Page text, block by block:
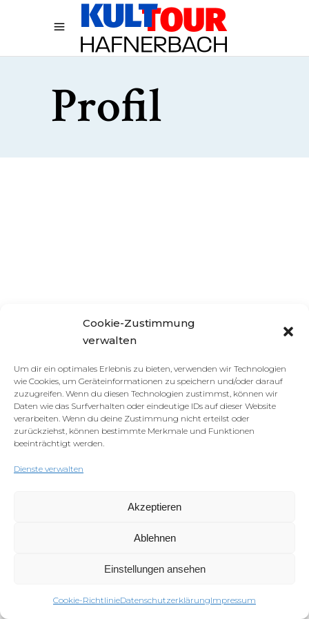
Cookie-Zustimmung
verwalten
Um dir ein optimales Erlebnis zu bieten, verwenden wir Technologien
wie Cookies, um Geräteinformationen zu speichern und/oder darauf
zuzugreifen. Wenn du diesen Technologien zustimmst, können wir
Daten wie das Surfverhalten oder eindeutige IDs auf dieser Website
verarbeiten. Wenn du deine Zustimmung nicht erteilst oder
zurückziehst, können bestimmte Merkmale und Funktionen
beeinträchtigt werden.
Dienste verwalten
Akzeptieren
Ablehnen
Einstellungen ansehen
Cookie-RichtlinieDatenschutzerklärungImpressum
Profil